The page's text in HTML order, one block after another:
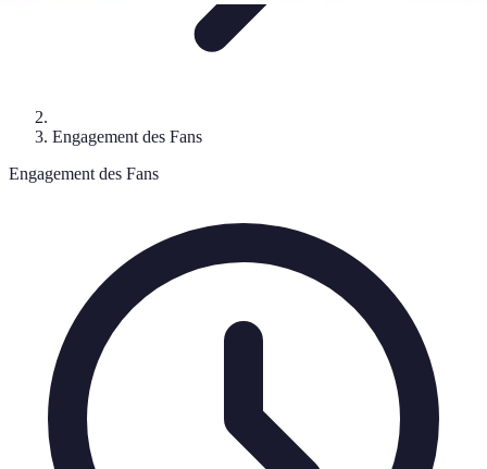
Engagement des Fans
Engagement des Fans